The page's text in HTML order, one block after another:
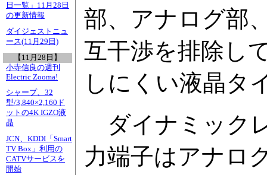
日一覧」11月28日
の更新情報
ダイジェストニュ
ース(11月29日)
【11月28日】
小寺信良の週刊
Electric Zooma!
シャープ、32
型/3,840×2,160ド
ットの4K IGZO液
晶
JCN、KDDI「Smart
TV Box」利用の
CATVサービスを
開始
部、アナログ部
互干渉を排除し
しにくい液晶タ
ダイナミック
力端子はアナロ